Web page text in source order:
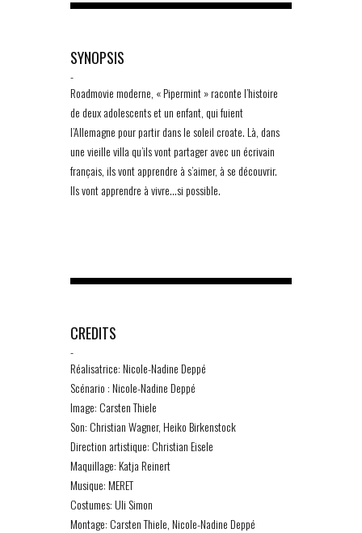
SYNOPSIS
-
Roadmovie moderne, « Pipermint » raconte l’histoire
de deux adolescents et un enfant, qui fuient
l’Allemagne pour partir dans le soleil croate. Là, dans
une vieille villa qu’ils vont partager avec un écrivain
français, ils vont apprendre à s’aimer, à se découvrir.
Ils vont apprendre à vivre…si possible.
CREDITS
-
Réalisatrice: Nicole-Nadine Deppé
Scénario : Nicole-Nadine Deppé
Image: Carsten Thiele
Son: Christian Wagner, Heiko Birkenstock
Direction artistique: Christian Eisele
Maquillage: Katja Reinert
Musique: MERET
Costumes: Uli Simon
Montage: Carsten Thiele, Nicole-Nadine Deppé